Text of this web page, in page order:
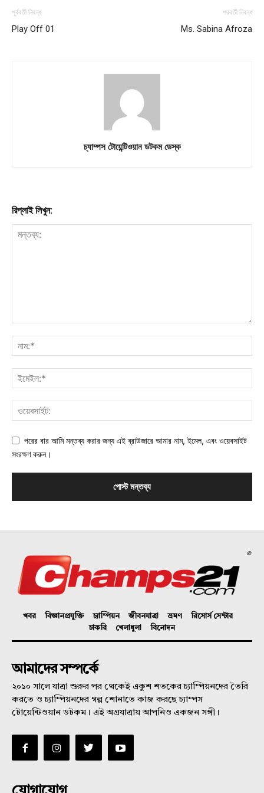
পূর্ববর্তী নিবন্ধ
Play Off 01
পরবর্তী নিবন্ধ
Ms. Sabina Afroza
চ্যাম্পস টোয়েন্টিওয়ান ডটকম ডেস্ক
রিপ্লাই লিখুন:
পরের বার আমি মন্তব্য করার জন্য এই ব্রাউজারে আমার নাম, ইমেল, এবং ওয়েবসাইট
সংরক্ষণ করুন।
©
খবর বিজ্ঞানপ্রযুক্তি চ্যাম্পিয়ন জীবনযাত্রা ভ্রমণ
রিসোর্স সেন্টার
চাকরি
খেলাধুলা বিনোদন
আমাদের সম্পর্কে
২০১০ সালে যাত্রা শুরুর পর থেকেই একুশ শতকের চ্যাম্পিয়নদের তৈরি
করতে ও চ্যাম্পিয়নদের গল্প শোনাতে কাজ করছে চ্যাম্পস
টোয়েন্টিওয়ান ডটকম। এই অগ্রযাত্রায় আপনিও একজন সঙ্গী।